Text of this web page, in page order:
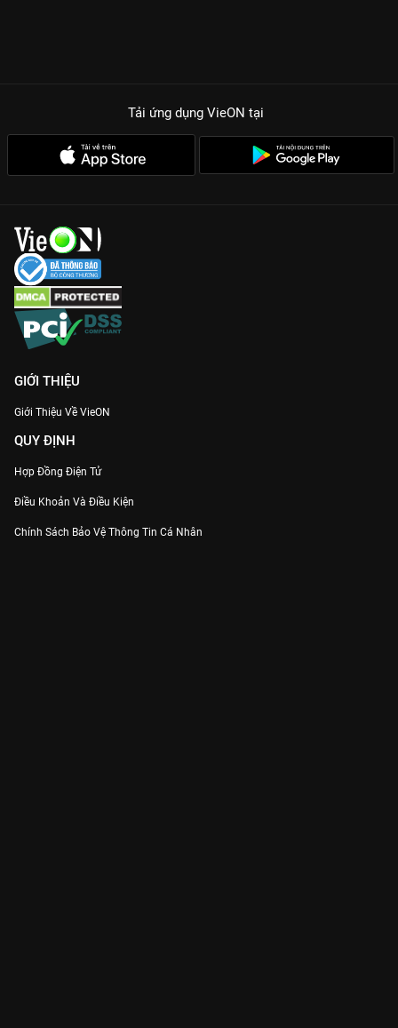
Tải ứng dụng VieON tại
GIỚI THIỆU
Giới Thiệu Về VieON
QUY ĐỊNH
Hợp Đồng Điện Tử
Điều Khoản Và Điều Kiện
Chính Sách Bảo Vệ Thông Tin Cá Nhân